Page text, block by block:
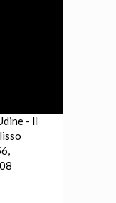
- Il